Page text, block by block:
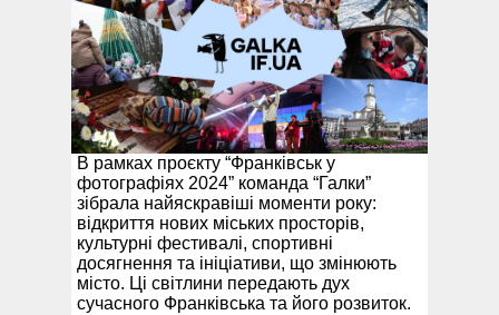
В рамках проєкту “Франківськ у
фотографіях 2024” команда “Галки”
зібрала найяскравіші моменти року:
відкриття нових міських просторів,
культурні фестивалі, спортивні
досягнення та ініціативи, що змінюють
місто. Ці світлини передають дух
сучасного Франківська та його розвиток.